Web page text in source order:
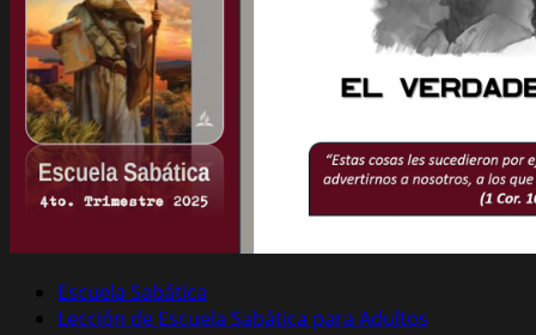
Escuela Sabática
Lección de Escuela Sabática para Adultos